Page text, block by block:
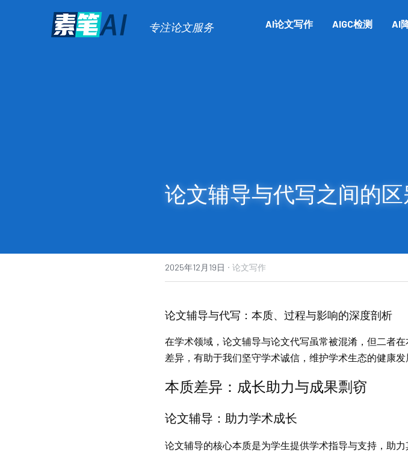
专注论文服务 AI论文写作 AIGC检测 AI
论文辅导与代写之间的区
2025年12月19日 · 论文写作
论文辅导与代写：本质、过程与影响的深度剖析
在学术领域，论文辅导与论文代写虽常被混淆，但二者
差异，有助于我们坚守学术诚信，维护学术生态的健康发
本质差异：成长助力与成果剽窃
论文辅导：助力学术成长
论文辅导的核心本质是为学生提供学术指导与支持，助